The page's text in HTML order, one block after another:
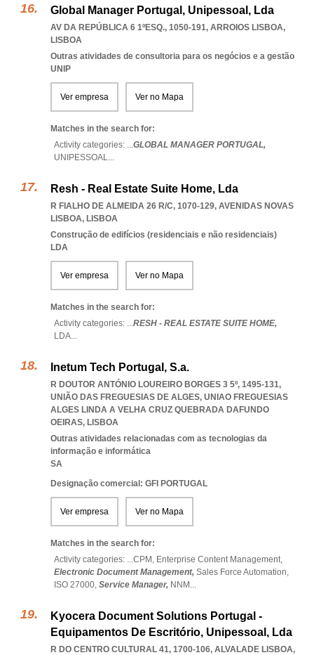
Global Manager Portugal, Unipessoal, Lda
AV DA REPÚBLICA 6 1ºESQ., 1050-191, ARROIOS LISBOA,
LISBOA
Outras atividades de consultoria para os negócios e a gestão
UNIP
Ver empresa Ver no Mapa
Matches in the search for:
Activity categories: ...GLOBAL MANAGER PORTUGAL,
UNIPESSOAL...
Resh - Real Estate Suite Home, Lda
R FIALHO DE ALMEIDA 26 R/C, 1070-129, AVENIDAS NOVAS
LISBOA, LISBOA
Construção de edifícios (residenciais e não residenciais)
LDA
Ver empresa Ver no Mapa
Matches in the search for:
Activity categories: ...RESH - REAL ESTATE SUITE HOME,
LDA...
Inetum Tech Portugal, S.a.
R DOUTOR ANTÓNIO LOUREIRO BORGES 3 5º, 1495-131,
UNIÃO DAS FREGUESIAS DE ALGES, UNIAO FREGUESIAS
ALGES LINDA A VELHA CRUZ QUEBRADA DAFUNDO
OEIRAS, LISBOA
Outras atividades relacionadas com as tecnologias da
informação e informática
SA
Designação comercial: GFI PORTUGAL
Ver empresa Ver no Mapa
Matches in the search for:
Activity categories: ...CPM, Enterprise Content Management,
Electronic Document Management, Sales Force Automation,
ISO 27000, Service Manager, NNM ...
Kyocera Document Solutions Portugal -
Equipamentos De Escritório, Unipessoal, Lda
R DO CENTRO CULTURAL 41, 1700-106, ALVALADE LISBOA,